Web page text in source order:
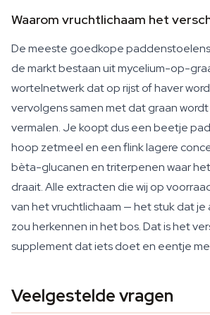
Waarom vruchtlichaam het
De meeste goedkope
de markt bestaan uit mycelium-op-
wortelnetwerk dat op rijst of haver
vervolgens samen met dat graan
vermalen. Je koopt dus een beetje
hoop zetmeel en een flink lagere
bèta-glucanen en triterpenen waar
draait. Alle extracten die wij op
van het vruchtlichaam — het stuk dat
zou herkennen in het bos. Dat is het
supplement dat iets doet en eentje
Veelgestelde vragen